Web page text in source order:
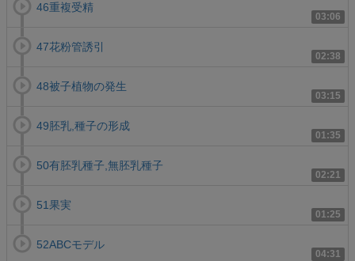
03:06
46重複受精
02:38
47花粉管誘引
03:15
48被子植物の発生
01:35
49胚乳,種子の形成
02:21
50有胚乳種子,無胚乳種子
01:25
51果実
04:31
52ABCモデル